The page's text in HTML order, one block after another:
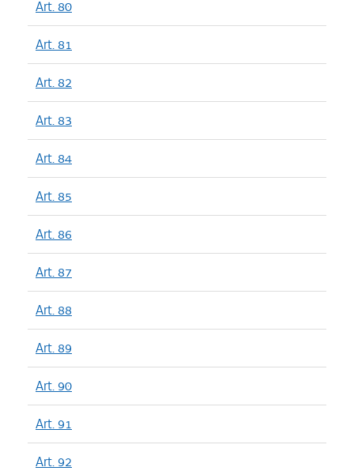
Art. 80
Art. 81
Art. 82
Art. 83
Art. 84
Art. 85
Art. 86
Art. 87
Art. 88
Art. 89
Art. 90
Art. 91
Art. 92